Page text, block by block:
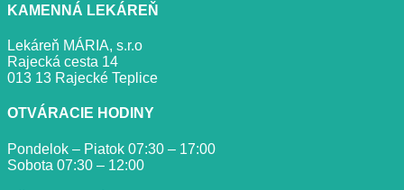
KAMENNÁ LEKÁREŇ
Lekáreň MÁRIA, s.r.o
Rajecká cesta 14
013 13 Rajecké Teplice
OTVÁRACIE HODINY
Pondelok – Piatok 07:30 – 17:00
Sobota 07:30 – 12:00